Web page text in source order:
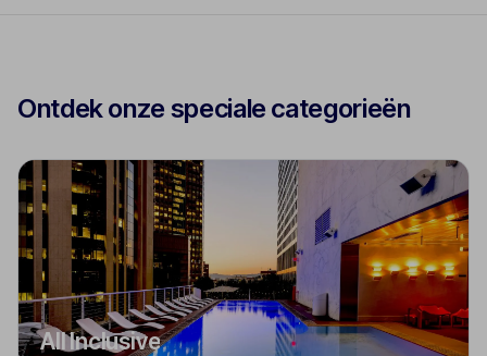
Ontdek onze speciale categorieën
All Inclusive